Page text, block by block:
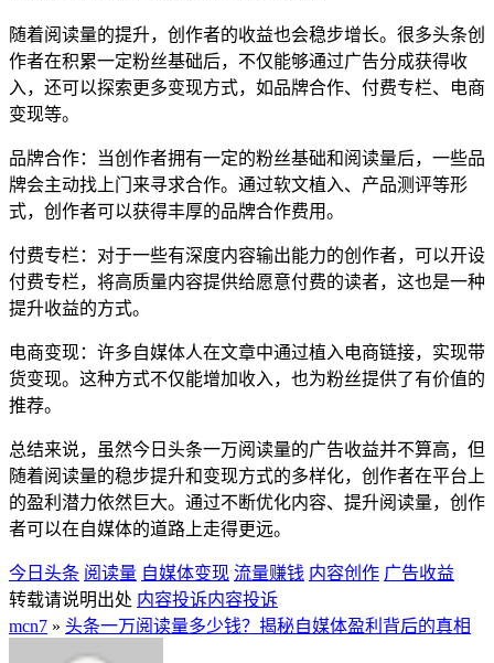
随着阅读量的提升，创作者的收益也会稳步增长。很多头条创
作者在积累一定粉丝基础后，不仅能够通过广告分成获得收
入，还可以探索更多变现方式，如品牌合作、付费专栏、电商
变现等。
品牌合作：当创作者拥有一定的粉丝基础和阅读量后，一些品
牌会主动找上门来寻求合作。通过软文植入、产品测评等形
式，创作者可以获得丰厚的品牌合作费用。
付费专栏：对于一些有深度内容输出能力的创作者，可以开设
付费专栏，将高质量内容提供给愿意付费的读者，这也是一种
提升收益的方式。
电商变现：许多自媒体人在文章中通过植入电商链接，实现带
货变现。这种方式不仅能增加收入，也为粉丝提供了有价值的
推荐。
总结来说，虽然今日头条一万阅读量的广告收益并不算高，但
随着阅读量的稳步提升和变现方式的多样化，创作者在平台上
的盈利潜力依然巨大。通过不断优化内容、提升阅读量，创作
者可以在自媒体的道路上走得更远。
今日头条 阅读量 自媒体变现 流量赚钱 内容创作 广告收益
转载请说明出处 内容投诉内容投诉
mcn7 » 头条一万阅读量多少钱？揭秘自媒体盈利背后的真相